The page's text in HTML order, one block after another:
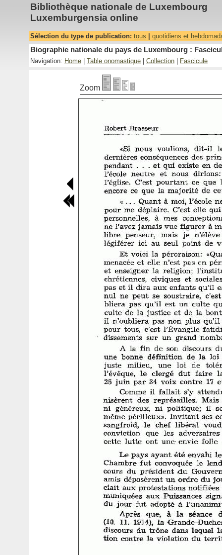
Bibliothèque nationale de Luxembourg
Luxemburgensia online
Sélection du type de publication: tous quotidiens et
Biographie nationale du pays de Luxembourg :
Navigation: Home Table onomastique Collection Fascicule
Zoom